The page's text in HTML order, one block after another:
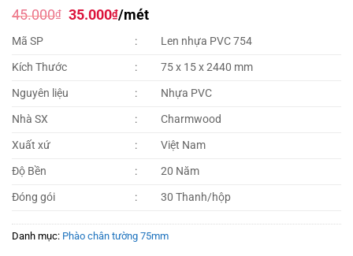
45.000₫ Giá
35.000₫Giá
35.000₫.
/mét
Mã SP :
Len nhựa PVC 754
Kích Thước
:
75 x 15 x 2440 mm
Nguyên liệu
:
Nhựa PVC
Nhà SX
:
Charmwood
Xuất xứ
:
Việt Nam
Độ Bền
:
20 Năm
Đóng gói
: 30 Thanh/hộp
Danh mục: Phào chân tường 75mm